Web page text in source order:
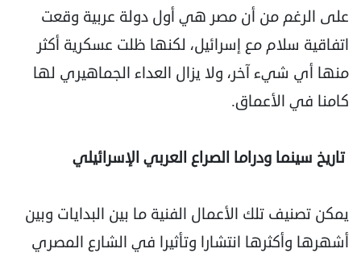
على الرغم من أن مصر هي أول دولة عربية وقعت
اتفاقية سلام مع إسرائيل، لكنها ظلت عسكرية أكثر
منها أي شيء آخر، ولا يزال العداء الجماهيري لها
كامنا في الأعماق.
تاريخ سينما ودراما الصراع العربي الإسرائيلي
يمكن تصنيف تلك الأعمال الفنية ما بين البدايات وبين
أشهرها وأكثرها انتشارا وتأثيرا في الشارع المصري